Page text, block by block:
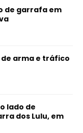
de garrafa em
arma e tráfico
lado de
dos Lulu, em